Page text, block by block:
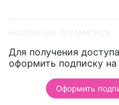
Для получения
оформить подписку
Оформить